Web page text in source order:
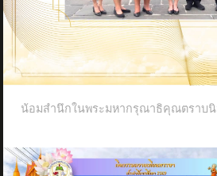
น้อมสำนึกในพระมหากรุณาธิคุณตราบ